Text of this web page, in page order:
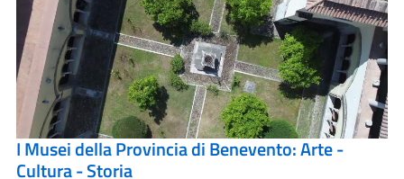
I Musei della Provincia di Benevento: Arte -
Cultura - Storia